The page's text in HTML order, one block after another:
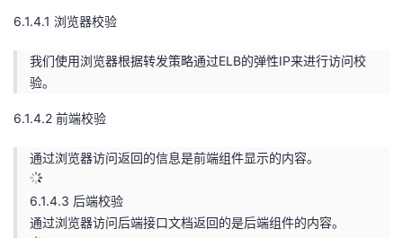
6.1.4.1 浏览器校验
我们使用浏览器根据转发策略通过ELB的弹性IP来进行访问校
验。
6.1.4.2 前端校验
通过浏览器访问返回的信息是前端组件显示的内容。
6.1.4.3 后端校验
通过浏览器访问后端接口文档返回的是后端组件的内容。